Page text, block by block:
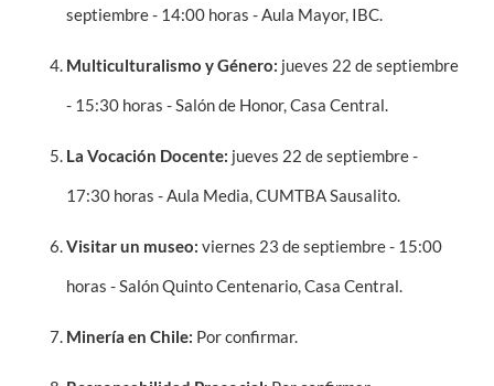
septiembre - 14:00 horas - Aula Mayor, IBC.
Multiculturalismo y Género: jueves 22 de septiembre
- 15:30 horas - Salón de Honor, Casa Central.
La Vocación Docente: jueves 22 de septiembre -
17:30 horas - Aula Media, CUMTBA Sausalito.
Visitar un museo: viernes 23 de septiembre - 15:00
horas - Salón Quinto Centenario, Casa Central.
Minería en Chile: Por confirmar.